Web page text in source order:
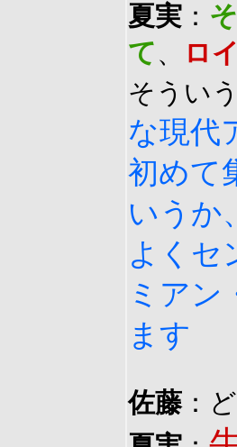
夏実 ：
て、
ロ
そうい
な現代
初めて
いうか
よくセ
ミアン
ます
佐藤：